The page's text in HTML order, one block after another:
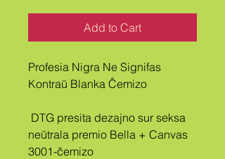
Add to Cart
Profesia Nigra Ne Signifas
Kontraŭ Blanka Ĉemizo
neŭtrala premio Bella + Canvas
3001-ĉemizo